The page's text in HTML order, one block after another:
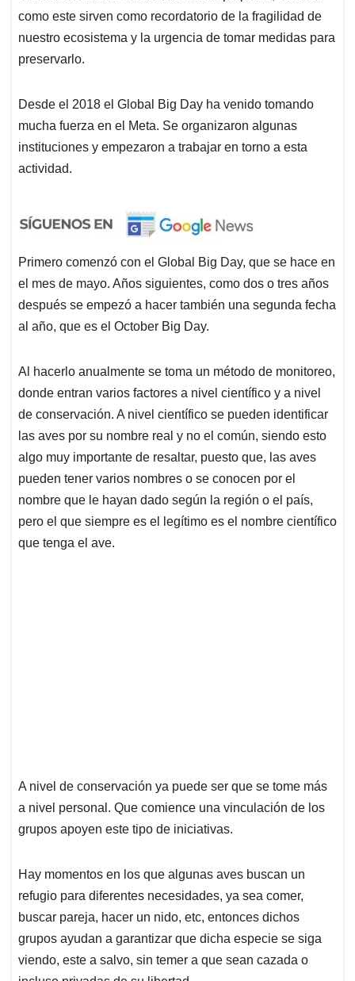
como este sirven como recordatorio de la fragilidad de
nuestro ecosistema y la urgencia de tomar medidas para
preservarlo.
Desde el 2018 el Global Big Day ha venido tomando
mucha fuerza en el Meta. Se organizaron algunas
instituciones y empezaron a trabajar en torno a esta
actividad.
Primero comenzó con el Global Big Day, que se hace en
el mes de mayo. Años siguientes, como dos o tres años
después se empezó a hacer también una segunda fecha
al año, que es el October Big Day.
Al hacerlo anualmente se toma un método de monitoreo,
donde entran varios factores a nivel científico y a nivel
de conservación. A nivel científico se pueden identificar
las aves por su nombre real y no el común, siendo esto
algo muy importante de resaltar, puesto que, las aves
pueden tener varios nombres o se conocen por el
nombre que le hayan dado según la región o el país,
pero el que siempre es el legítimo es el nombre científico
que tenga el ave.
A nivel de conservación ya puede ser que se tome más
a nivel personal. Que comience una vinculación de los
grupos apoyen este tipo de iniciativas.
Hay momentos en los que algunas aves buscan un
refugio para diferentes necesidades, ya sea comer,
buscar pareja, hacer un nido, etc, entonces dichos
grupos ayudan a garantizar que dicha especie se siga
viendo, este a salvo, sin temer a que sean cazada o